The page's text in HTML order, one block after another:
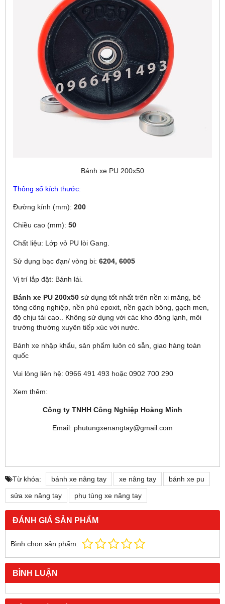
Bánh xe PU 200x50
Thông số kích thước:
Đường kính (mm): 200
Chiều cao (mm): 50
Chất liệu: Lớp vỏ PU lòi Gang.
Sử dụng bạc đạn/ vòng bi: 6204, 6005
Vị trí lắp đặt: Bánh lái.
Bánh xe PU 200x50 sử dụng tốt nhất trên nền xi măng, bê
tông công nghiệp, nền phủ epoxit, nền gạch bông, gạch men,
độ chịu tải cao.. Không sử dụng với các kho đông lạnh, môi
trường thường xuyên tiếp xúc với nước.
Bánh xe nhập khẩu, sản phẩm luôn có sẵn, giao hàng toàn
quốc
Vui lòng liên hệ: 0966 491 493 hoặc 0902 700 290
Xem thêm:
Công ty TNHH Công Nghiệp Hoàng Minh
Email: phutungxenangtay@gmail.com
Từ khóa: bánh xe nâng tay xe nâng tay bánh xe pu
sửa xe nâng tay phụ tùng xe nâng tay
ĐÁNH GIÁ SẢN PHẨM
Bình chọn sản phẩm:
BÌNH LUẬN